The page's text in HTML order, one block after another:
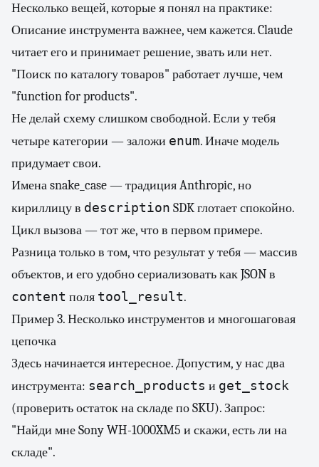
Несколько вещей, которые я понял на практике:
Описание инструмента важнее, чем кажется. Claude
читает его и принимает решение, звать или нет.
"Поиск по каталогу товаров" работает лучше, чем
"function for products".
Не делай схему слишком свободной. Если у тебя
четыре категории — заложи enum. Иначе модель
придумает свои.
Имена snake_case — традиция Anthropic, но
кириллицу в description SDK глотает спокойно.
Цикл вызова — тот же, что в первом примере.
Разница только в том, что результат у тебя — массив
объектов, и его удобно сериализовать как JSON в
content поля tool_result.
Пример 3. Несколько инструментов и многошаговая
цепочка
Здесь начинается интересное. Допустим, у нас два
инструмента: search_products и get_stock
(проверить остаток на складе по SKU). Запрос:
"Найди мне Sony WH-1000XM5 и скажи, есть ли на
складе".